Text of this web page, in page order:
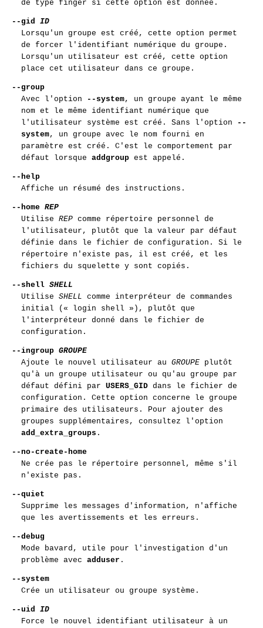
de type finger si cette option est donnée.
--gid ID
Lorsqu'un groupe est créé, cette option permet
de forcer l'identifiant numérique du groupe.
Lorsqu'un utilisateur est créé, cette option
place cet utilisateur dans ce groupe.
--group
Avec l'option
--system, un groupe ayant le même
nom et le même identifiant numérique que
l'utilisateur système est créé. Sans l'option
--
system, un groupe avec le nom fourni en
paramètre est créé. C'est le comportement par
défaut lorsque addgroup est appelé.
--help
Affiche un résumé des instructions.
--home REP
Utilise REP comme répertoire personnel de
l'utilisateur, plutôt que la valeur par défaut
définie dans le fichier de configuration. Si le
répertoire n'existe pas, il est créé, et les
fichiers du squelette y sont copiés.
--shell SHELL
Utilise SHELL comme interpréteur de commandes
initial (« login shell »), plutôt que
l'interpréteur donné dans le fichier de
configuration.
--ingroup GROUPE
Ajoute le nouvel utilisateur au GROUPE plutôt
qu'à un groupe utilisateur ou qu'au groupe par
défaut défini par USERS_GID dans le fichier de
configuration. Cette option concerne le groupe
primaire des utilisateurs. Pour ajouter des
groupes supplémentaires, consultez l'option
add_extra_groups .
--no-create-home
Ne crée pas le répertoire personnel, même s'il
n'existe pas.
--quiet
Supprime les messages d'information, n'affiche
que les avertissements et les erreurs.
--debug
Mode bavard, utile pour l'investigation d'un
problème avec adduser .
--system
Crée un utilisateur ou groupe système.
--uid ID
Force le nouvel identifiant utilisateur à un